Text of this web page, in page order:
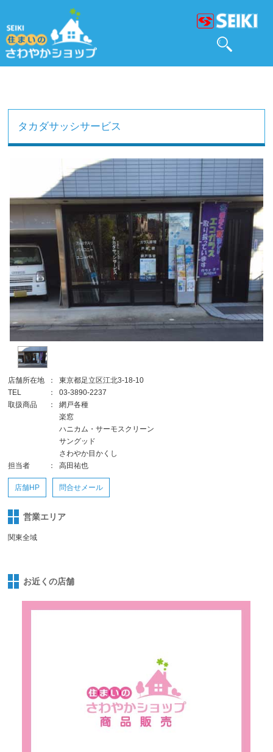
タカダサッシサービス
店舗所在地 ：
東京都足立区江北3-18-10
TEL
：
03-3890-2237
取扱商品
：
網戸各種
楽窓
ハニカム・サーモスクリーン
サングッド
さわやか目かくし
担当者
： 高田祐也
店舗HP 問合せメール
営業エリア
関東全域
お近くの店舗